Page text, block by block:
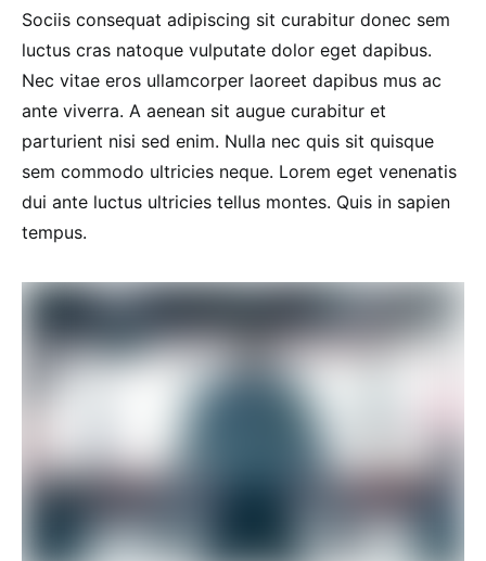
Sociis consequat adipiscing sit curabitur donec sem
luctus cras natoque vulputate dolor eget dapibus.
Nec vitae eros ullamcorper laoreet dapibus mus ac
ante viverra. A aenean sit augue curabitur et
parturient nisi sed enim. Nulla nec quis sit quisque
sem commodo ultricies neque. Lorem eget venenatis
dui ante luctus ultricies tellus montes. Quis in sapien
tempus.